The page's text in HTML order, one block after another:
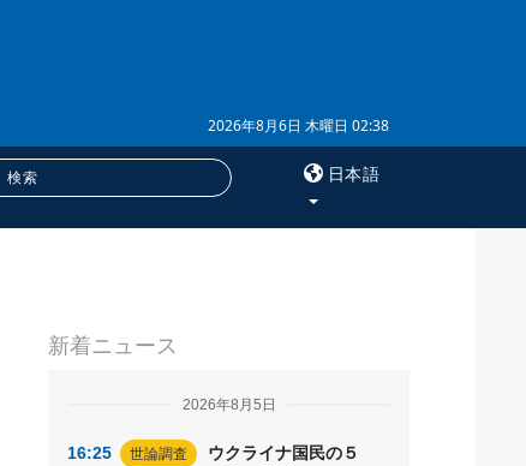
2026年8月6日 木曜日 02:38
日本語
購読
新着ニュース
2026年8月5日
16:25 世論調査
ウクライナ国民の５